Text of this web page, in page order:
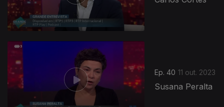
Ep. 40 11 out. 2023
Susana Peralta